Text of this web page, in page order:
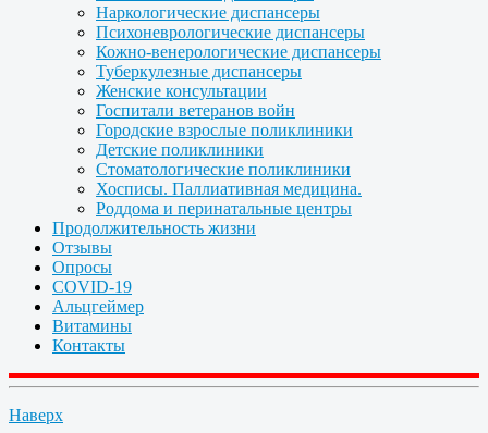
Наркологические диспансеры
Психоневрологические диспансеры
Кожно-венерологические диспансеры
Туберкулезные диспансеры
Женские консультации
Госпитали ветеранов войн
Городские взрослые поликлиники
Детские поликлиники
Стоматологические поликлиники
Хосписы. Паллиативная медицина.
Роддома и перинатальные центры
Продолжительность жизни
Отзывы
Опросы
COVID-19
Альцгеймер
Витамины
Контакты
Наверх